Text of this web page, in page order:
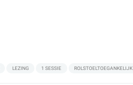
LEZING 1 SESSIE ROLSTOELTOEGANKELIJK